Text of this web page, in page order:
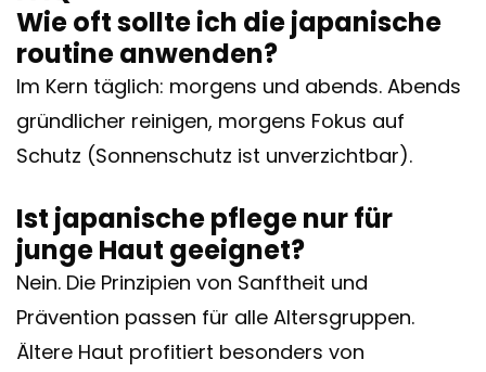
Wie oft sollte ich die japanische
routine anwenden?
Im Kern täglich: morgens und abends. Abends
gründlicher reinigen, morgens Fokus auf
Schutz (Sonnenschutz ist unverzichtbar).
Ist japanische pflege nur für
junge Haut geeignet?
Nein. Die Prinzipien von Sanftheit und
Prävention passen für alle Altersgruppen.
Ältere Haut profitiert besonders von